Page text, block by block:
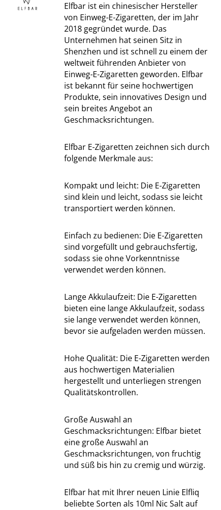
Elfbar ist ein chinesischer Hersteller
von Einweg-E-Zigaretten, der im Jahr
2018 gegründet wurde. Das
Unternehmen hat seinen Sitz in
Shenzhen und ist schnell zu einem der
weltweit führenden Anbieter von
Einweg-E-Zigaretten geworden. Elfbar
ist bekannt für seine hochwertigen
Produkte, sein innovatives Design und
sein breites Angebot an
Geschmacksrichtungen.
Elfbar E-Zigaretten zeichnen sich durch
folgende Merkmale aus:
Kompakt und leicht: Die E-Zigaretten
sind klein und leicht, sodass sie leicht
transportiert werden können.
Einfach zu bedienen: Die E-Zigaretten
sind vorgefüllt und gebrauchsfertig,
sodass sie ohne Vorkenntnisse
verwendet werden können.
Lange Akkulaufzeit: Die E-Zigaretten
bieten eine lange Akkulaufzeit, sodass
sie lange verwendet werden können,
bevor sie aufgeladen werden müssen.
Hohe Qualität: Die E-Zigaretten werden
aus hochwertigen Materialien
hergestellt und unterliegen strengen
Qualitätskontrollen.
Große Auswahl an
Geschmacksrichtungen: Elfbar bietet
eine große Auswahl an
Geschmacksrichtungen, von fruchtig
und süß bis hin zu cremig und würzig.
Elfbar hat mit Ihrer neuen Linie Elfliq
beliebte Sorten als 10ml Nic Salt auf